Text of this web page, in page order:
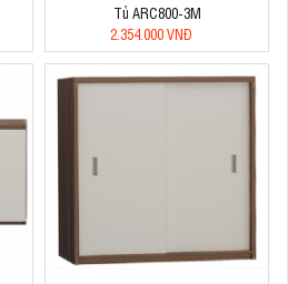
Tủ ARC800-3M
2.354.000 VNĐ